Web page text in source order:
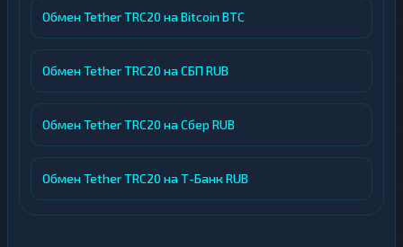
Обмен Tether TRC20 на Bitcoin BTC
Обмен Tether TRC20 на СБП RUB
Обмен Tether TRC20 на Сбер RUB
Обмен Tether TRC20 на Т-Банк RUB